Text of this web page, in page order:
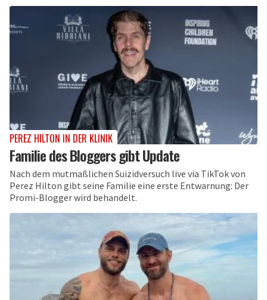
PEREZ HILTON IN DER KLINIK
Familie des Bloggers gibt Update
Nach dem mutmaßlichen Suizidversuch live via TikTok von
Perez Hilton gibt seine Familie eine erste Entwarnung: Der
Promi-Blogger wird behandelt.